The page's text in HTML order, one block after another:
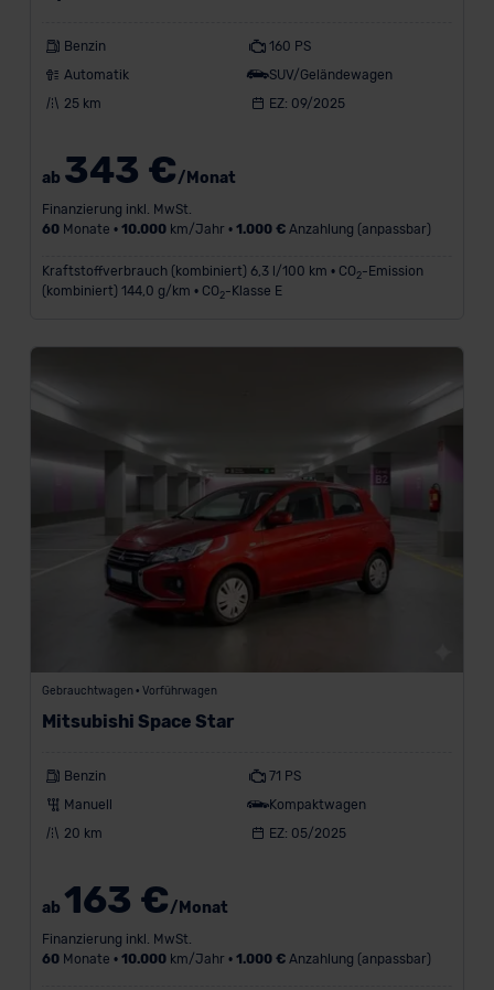
Benzin
160 PS
Automatik
SUV/Geländewagen
25 km
EZ: 09/2025
ab 343 €/Monat
Finanzierung inkl. MwSt.
60Monate • 10.000km/Jahr • 1.000 €Anzahlung (anpassbar)
Kraftstoffverbrauch (kombiniert) 6,3 l/100 km • CO 2-Emission
(kombiniert) 144,0 g/km • CO 2-Klasse E
Gebrauchtwagen • Vorführwagen
Mitsubishi Space Star
Benzin
71 PS
Manuell
Kompaktwagen
20 km
EZ: 05/2025
ab 163 €/Monat
Finanzierung inkl. MwSt.
60Monate • 10.000km/Jahr • 1.000 €Anzahlung (anpassbar)